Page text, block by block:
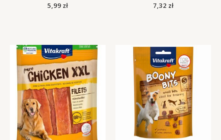
5,99 zł 7,32 zł